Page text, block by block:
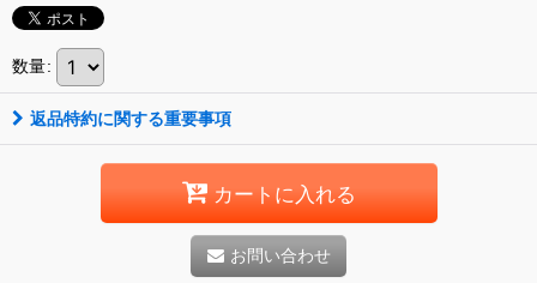
数量:
返品特約に関する重要事項
カートに入れる
お問い合わせ